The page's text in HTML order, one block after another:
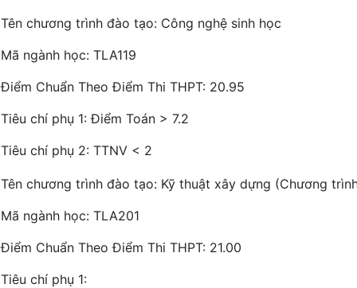
Tên chương trình đào tạo: Công nghệ sinh học
Mã ngành học: TLA119
Điểm Chuẩn Theo Điểm Thi THPT: 20.95
Tiêu chí phụ 1: Điểm Toán > 7.2
Tiêu chí phụ 2: TTNV < 2
Tên chương trình đào tạo: Kỹ thuật xây dựng (Chương
Mã ngành học: TLA201
Điểm Chuẩn Theo Điểm Thi THPT: 21.00
Tiêu chí phụ 1: